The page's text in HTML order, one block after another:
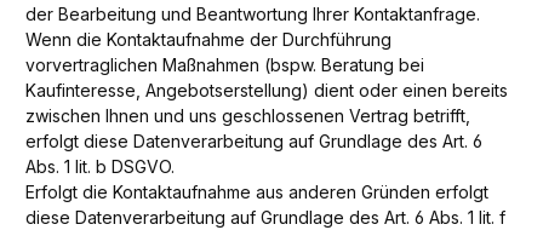
der Bearbeitung und Beantwortung Ihrer Kontaktanfrage.
Wenn die Kontaktaufnahme der Durchführung
vorvertraglichen Maßnahmen (bspw. Beratung bei
Kaufinteresse, Angebotserstellung) dient oder einen bereits
zwischen Ihnen und uns geschlossenen Vertrag betrifft,
erfolgt diese Datenverarbeitung auf Grundlage des Art. 6
Abs. 1 lit. b DSGVO.
Erfolgt die Kontaktaufnahme aus anderen Gründen erfolgt
diese Datenverarbeitung auf Grundlage des Art. 6 Abs. 1 lit. f